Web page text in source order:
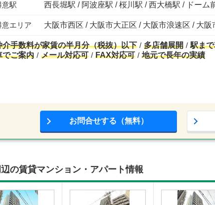
意駅 西長堀駅 / 阿波座駅 / 桜川駅 / 西大橋駅 / ドーム
意エリア 大阪市西区 / 大阪市大正区 / 大阪市浪速区 / 大
介手数料が家賃の半月分（税抜）以下 多店舗展開 駅ま
でご案内
メール対応可 FAX対応可 地元で長年の実績
お問合せする（無料）
の賃貸マンション・アパート情報